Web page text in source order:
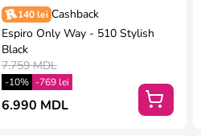
140 lei Cashback
Espiro Only Way - 510 Stylish
Black
7.759 MDL
-10% -769 lei
6.990 MDL